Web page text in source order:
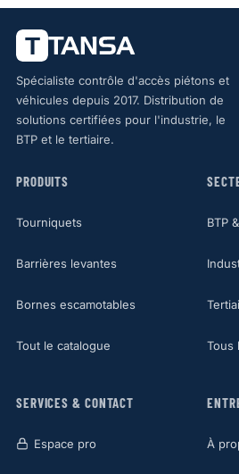
Spécialiste contrôle d'accès piétons et
véhicules depuis 2017. Distribution de
solutions certifiées pour l'industrie, le
BTP et le tertiaire.
PRODUITS
Tourniquets
Barrières levantes
Bornes escamotables
Tout le catalogue
BTP
Tous
SERVICES & CONTACT
Espace pro À